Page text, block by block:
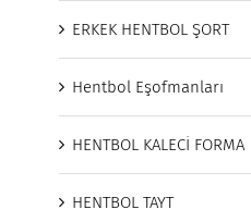
ERKEK HENTBOL ŞORT
Hentbol Eşofmanları
HENTBOL KALECİ FORMA
HENTBOL TAYT